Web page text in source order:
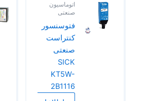
اتوماسیون
صنعتی
فتوسنسور
کنتراست
صنعتی
SICK
KT5W-
2B1116